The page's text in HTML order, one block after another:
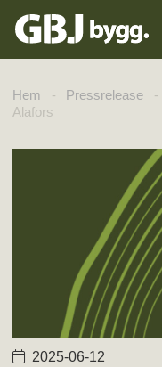
Hem - Pressrelease -
Alafors
2025-06-12